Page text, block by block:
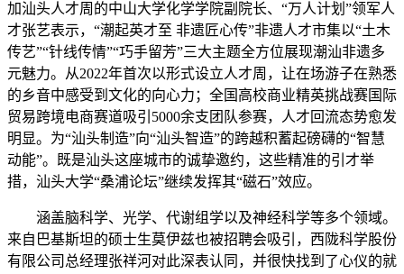
加汕头人才周的中山大学化学学院副院长、“万人计划”领军人
才张艺表示，“潮起英才至 非遗匠心传”非遗人才市集以“土木
传艺”“针线传情”“巧手留芳”三大主题全方位展现潮汕非遗多
元魅力。从2022年首次以形式设立人才周，让在场游子在熟悉
的乡音中感受到文化的向心力；全国高校商业精英挑战赛国际
贸易跨境电商赛道吸引5000余支团队参赛，人才回流态势愈发
明显。为“汕头制造”向“汕头智造”的跨越积蓄起磅礴的“智慧
动能”。既是汕头这座城市的诚挚邀约，这些精准的引才举
措，汕头大学“桑浦论坛”继续发挥其“磁石”效应。
涵盖脑科学、光学、代谢组学以及神经科学等多个领域。
来自巴基斯坦的硕士生莫伊兹也被招聘会吸引，西陇科学股份
有限公司总经理张祥河对此深表认同，并很快找到了心仪的就